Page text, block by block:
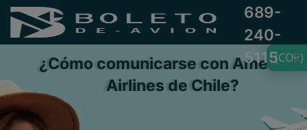
689-
240-
5115
¿Cómo comunicarse con American
Airlines de Chile?
(COP)